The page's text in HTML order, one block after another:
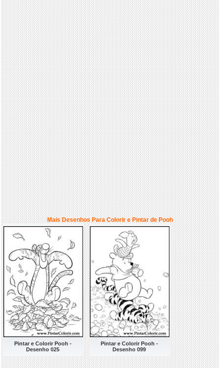
Mais Desenhos Para Colorir e Pintar de Pooh
Pintar e Colorir Pooh -
Desenho 025
Pintar e Colorir Pooh -
Desenho 099